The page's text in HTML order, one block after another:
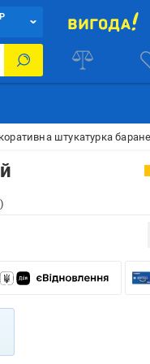
штукатурка